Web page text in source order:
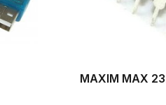
MAXIM MAX